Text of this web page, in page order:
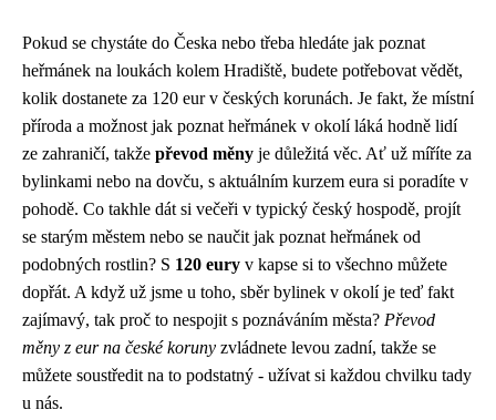
Pokud se chystáte do Česka nebo třeba hledáte jak poznat
heřmánek na loukách kolem Hradiště, budete potřebovat vědět,
kolik dostanete za 120 eur v českých korunách. Je fakt, že místní
příroda a možnost jak poznat heřmánek v okolí láká hodně lidí
ze zahraničí, takže převod měny je důležitá věc. Ať už míříte za
bylinkami nebo na dovču, s aktuálním kurzem eura si poradíte v
pohodě. Co takhle dát si večeři v typický český hospodě, projít
se starým městem nebo se naučit jak poznat heřmánek od
podobných rostlin? S 120 eury v kapse si to všechno můžete
dopřát. A když už jsme u toho, sběr bylinek v okolí je teď fakt
zajímavý, tak proč to nespojit s poznáváním města? Převod
měny z eur na české koruny zvládnete levou zadní, takže se
můžete soustředit na to podstatný - užívat si každou chvilku tady
u nás.